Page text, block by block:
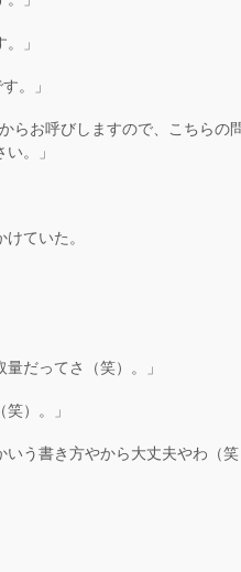
」
。」
らお呼びしますので、こちらの
。」
ていた。
だってさ（笑）。」
）。」
う書き方やから大丈夫やわ（笑